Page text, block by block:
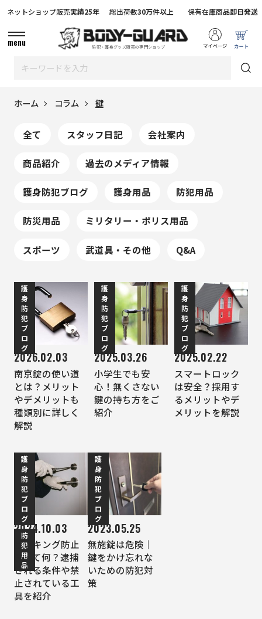
防犯・護身グッズ販売の専門ショップ
ネットショップ販売実績25年 総出荷数30万件以上 保有在庫商品即日発送
menu
ホーム コラム 鍵
全て スタッフ日記 会社案内
商品紹介 過去のメディア情報
護身防犯ブログ 護身用品 防犯用品
防災用品 ミリタリー・ポリス用品
スポーツ 武道具・その他 Q&A
護
身
防
犯
ブ
ロ
グ
2026.02.03
南京錠の使い道
とは？メリット
やデメリットも
種類別に詳しく
解説
護
身
防
犯
ブ
ロ
グ
2025.03.26
小学生でも安
心！無くさない
鍵の持ち方をご
紹介
護
身
防
犯
ブ
ロ
グ
2025.02.22
スマートロック
は安全？採用す
るメリットやデ
メリットを解説
護
身
防
犯
ブ
ロ
グ
防
犯
用
品
2024.10.03
ピッキング防止
法って何？逮捕
される条件や禁
止されている工
具を紹介
護
身
防
犯
ブ
ロ
グ
2023.05.25
無施錠は危険｜
鍵をかけ忘れな
いための防犯対
策